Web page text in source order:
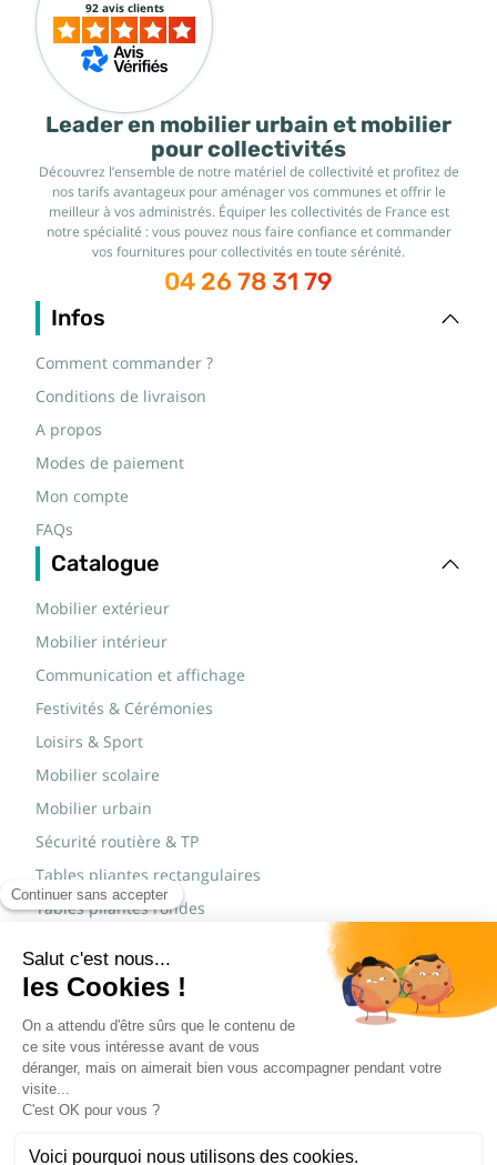
Leader en mobilier urbain et mobilier
pour collectivités
Découvrez l’ensemble de notre matériel de collectivité et profitez de
nos tarifs avantageux pour aménager vos communes et offrir le
meilleur à vos administrés. Équiper les collectivités de France est
notre spécialité : vous pouvez nous faire confiance et commander
vos fournitures pour collectivités en toute sérénité.
04 26 78 31 79
Infos
Comment commander ?
Conditions de livraison
A propos
Modes de paiement
Mon compte
FAQs
Catalogue
Mobilier extérieur
Mobilier intérieur
Communication et affichage
Festivités & Cérémonies
Loisirs & Sport
Mobilier scolaire
Mobilier urbain
Sécurité routière & TP
Tables pliantes rectangulaires
Tables pliantes rondes
Marques
JAD Groupe
Procity®
92 avis clients